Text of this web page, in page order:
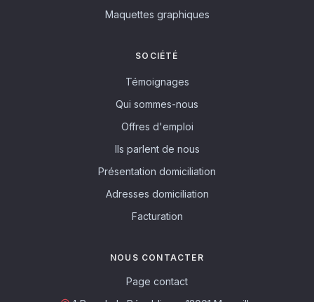
Maquettes graphiques
SOCIÉTÉ
Témoignages
Qui sommes-nous
Offres d'emploi
Ils parlent de nous
Présentation domiciliation
Adresses domiciliation
Facturation
NOUS CONTACTER
Page contact